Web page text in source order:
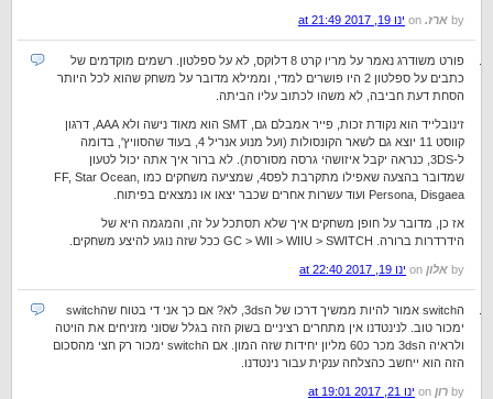
by ארז. ינו 19, 2017 at 21:49
פורט משודרג נאמר על מריו קרט 8 דלוקס, לא על ספלטון. רשמים מוקדמים של
כתבים על ספלטון 2 היו פושרים למדי, וממילא מדובר על משחק שהוא לכל היותר
הסחת דעת חביבה, לא משהו לכתוב עליו הביתה.
זינובלייד הוא נקודת זכות, פייר אמבלם גם, SMT הוא מאוד נישה ולא AAA, דרגון
קווסט 11 יוצא גם לשאר הקונסולות (ועל מנוע אנריל 4, בעוד שהסוויץ', בדומה
ל-3DS, כנראה יקבל איזושהי גרסה מסורסת). לא ברור איך אתה יכול לטעון
שמדובר בהצעה שאפילו מתקרבת לפס4, שמציעה משחקים כמו FF, Star Ocean,
Persona, Disgaea ועוד עשרות אחרים שכבר יצאו או נמצאים בפיתוח.
אז כן, מדובר על חופן משחקים איך שלא תסתכל על זה, והמגמה היא של
הידרדרות ברורה. GC > WII > WIIU > SWITCH ככל שזה נוגע להיצע משחקים.
by אלון ינו 19, 2017 at 22:40
הswitch אמור להיות ממשיך דרכו של ה3ds, לא? אם כך אני די בטוח שהswitch
ימכור טוב. לנינטדנו אין מתחרים רציניים בשוק הזה בגלל שסוני מזניחים את הויטה
ולראיה ה3ds מכר כ60 מליון יחידות שזה המון. אם הswitch ימכור רק חצי מהסכום
הזה הוא ייחשב כהצלחה ענקית עבור נינטדנו.
by רון ינו 21, 2017 at 19:01